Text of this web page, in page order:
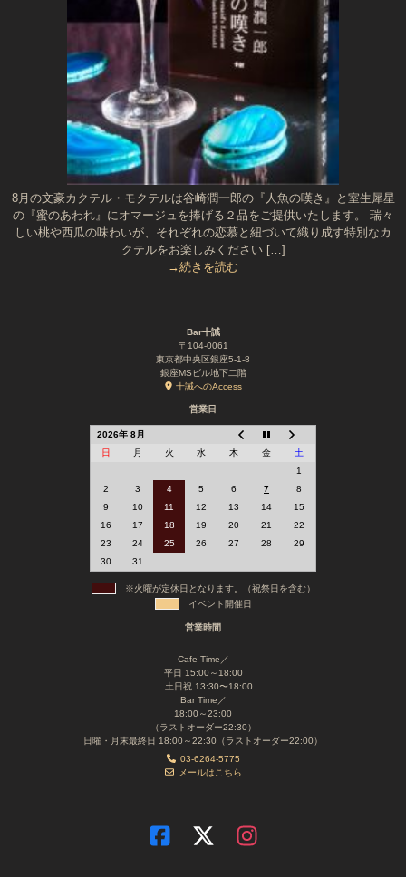
8月の文豪カクテル・モクテルは谷崎潤一郎の『人魚の嘆き』と室生犀星
の『蜜のあわれ』にオマージュを捧げる２品をご提供いたします。 瑞々
しい桃や西瓜の味わいが、それぞれの恋慕と紐づいて織り成す特別なカ
クテルをお楽しみください […]
→続きを読む
Bar十誡
〒104-0061
東京都中央区銀座5-1-8
銀座MSビル地下二階
十誡へのAccess
営業日
2026年 8月
日
月 火 水 木 金
土
1
2
3 4 5 6 7
8
9
10 11 12 13 14
15
16
17 18 19 20 21
22
23
24 25 26 27 28
29
30
31
※火曜が定休日となります。（祝祭日を含む）
イベント開催日
営業時間
Cafe Time／
平日 15:00～18:00
土日祝 13:30〜18:00
Bar Time／
18:00～23:00
（ラストオーダー22:30）
日曜・月末最終日 18:00～22:30（ラストオーダー22:00）
03-6264-5775
メールはこちら